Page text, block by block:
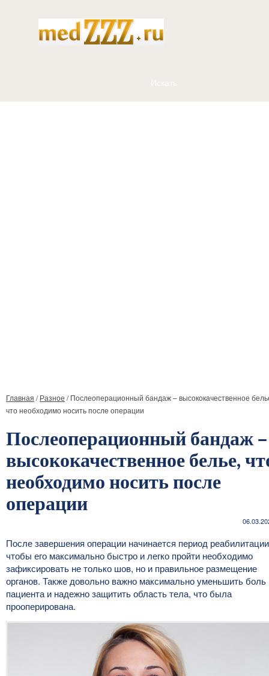
Главная /Разное /Послеоперационный бандаж – высококачественное
что необходимо носить после операции
Послеоперационный бандаж –
высококачественное белье,
необходимо носить после
операции
После завершения операции начинается период
чтобы его максимально быстро и легко пройти необходимо
зафиксировать не только шов, но и правильное размещение
органов. Также довольно важно максимально уменьшить боль
пациента и надежно защитить область тела, что была
прооперирована.